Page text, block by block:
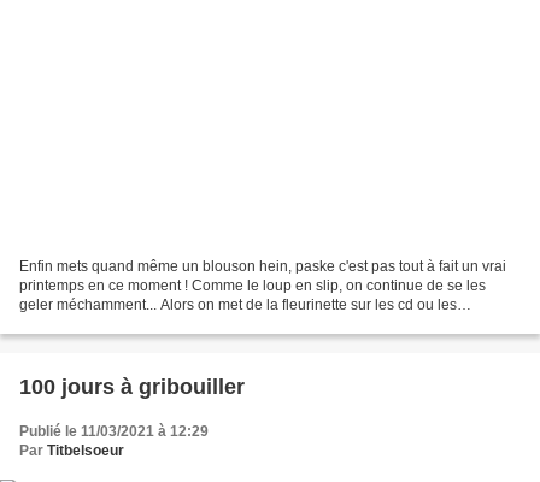
Enfin mets quand même un blouson hein, paske c'est pas tout à fait un vrai
printemps en ce moment ! Comme le loup en slip, on continue de se les
geler méchamment... Alors on met de la fleurinette sur les cd ou les
100 jours à gribouiller
Publié le 11/03/2021 à 12:29
Par Titbelsoeur